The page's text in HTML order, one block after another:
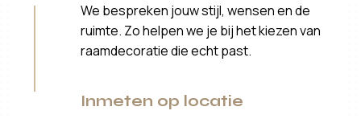
We bespreken jouw stijl, wensen en de
ruimte. Zo helpen we je bij het kiezen van
raamdecoratie die echt past.
Inmeten op locatie